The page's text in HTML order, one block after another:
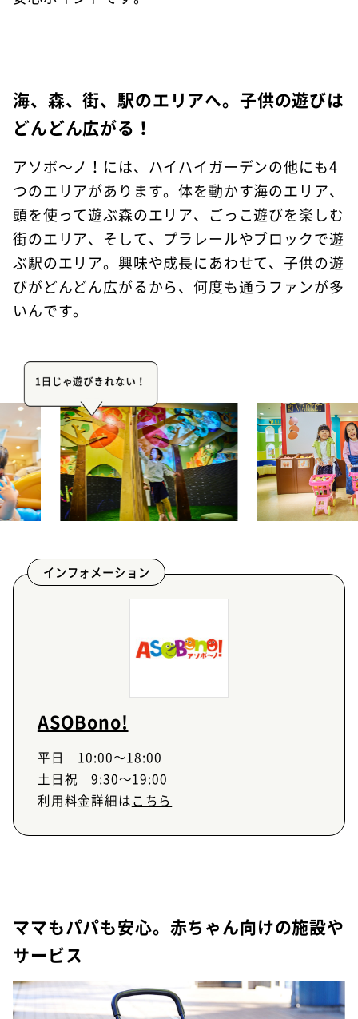
海、森、街、駅のエリアへ。子供の遊びは
どんどん広がる！
アソボ～ノ！には、ハイハイガーデンの他にも4
つのエリアがあります。体を動かす海のエリア、
頭を使って遊ぶ森のエリア、ごっこ遊びを楽しむ
街のエリア、そして、プラレールやブロックで遊
ぶ駅のエリア。興味や成長にあわせて、子供の遊
びがどんどん広がるから、何度も通うファンが多
いんです。
1日じゃ遊びきれない！
インフォメーション
ASOBono!
平日 10:00～18:00
土日祝 9:30～19:00
利用料金詳細はこちら
ママもパパも安心。赤ちゃん向けの施設や
サービス